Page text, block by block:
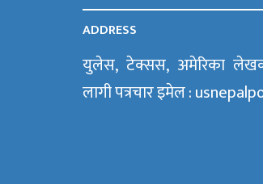
ADDRESS
युलेस, टेक्सस, अमेरिका
लागी पत्रचार इमेल :